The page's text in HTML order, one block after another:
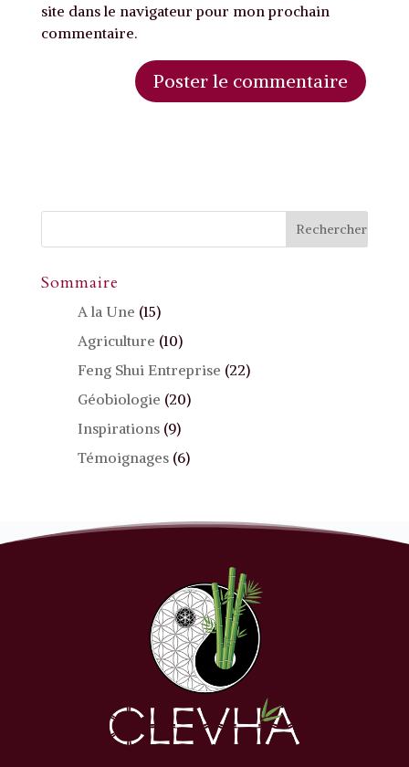
site dans le navigateur pour mon prochain
commentaire.
a
i
Sommaire
A la Une (15)
Agriculture (10)
Feng Shui Entreprise (22)
Géobiologie (20)
Inspirations(9)
Témoignages(6)